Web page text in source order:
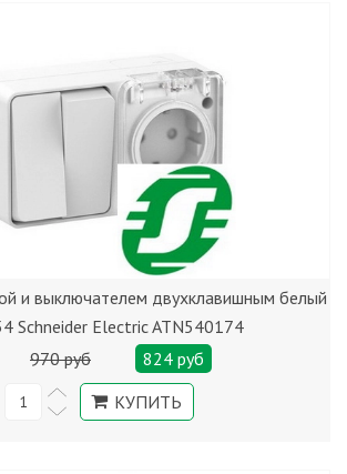
и выключателем двухклавишным белый
Schneider Electric ATN540174
970 руб
824 руб